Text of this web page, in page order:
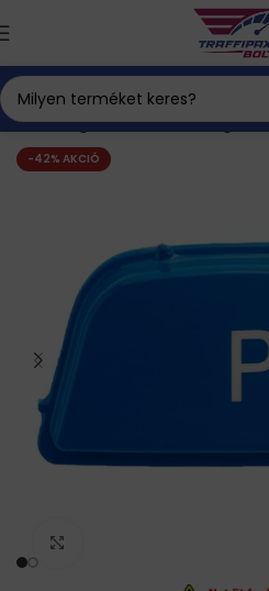
Autós kiegészítők BMW
-42% AKCIÓ